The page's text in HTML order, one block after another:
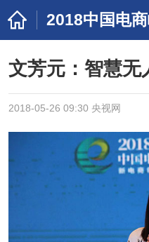
2018中国电
文芳元：智慧无
2018-05-26 09:30 央视网